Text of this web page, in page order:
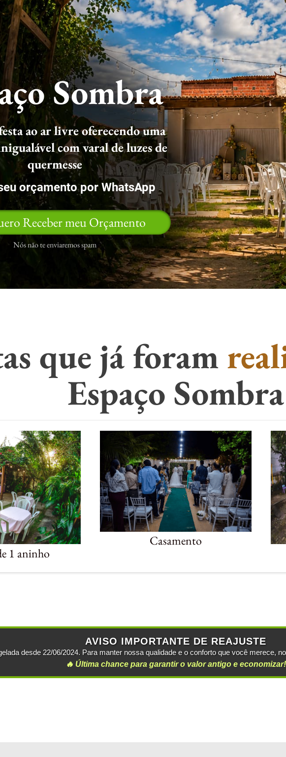
Sombra
ao ar livre oferecendo uma
com varal de luzes de
quermesse
orçamento por WhatsApp
Receber meu Orçamento
Nós não te enviaremos spam
que já foram
Espaço Sombra
1 aninho
Casamento
AVISO IMPORTANTE DE REAJUSTE
desde 22/06/2024. Para manter nossa qualidade e o conforto que você merece,
🔥 Última chance para garantir o valor antigo e economizar!